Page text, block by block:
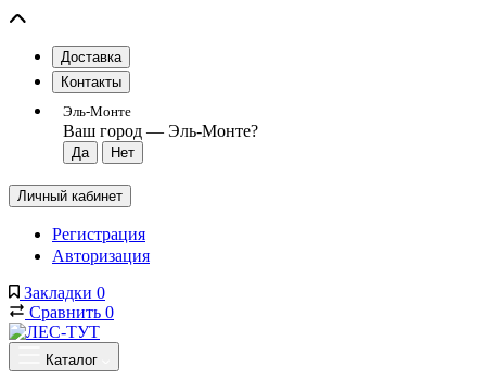
Доставка
Контакты
Эль-Монте
Ваш город — Эль-Монте?
Личный кабинет
Регистрация
Авторизация
Закладки 0
Сравнить 0
Каталог